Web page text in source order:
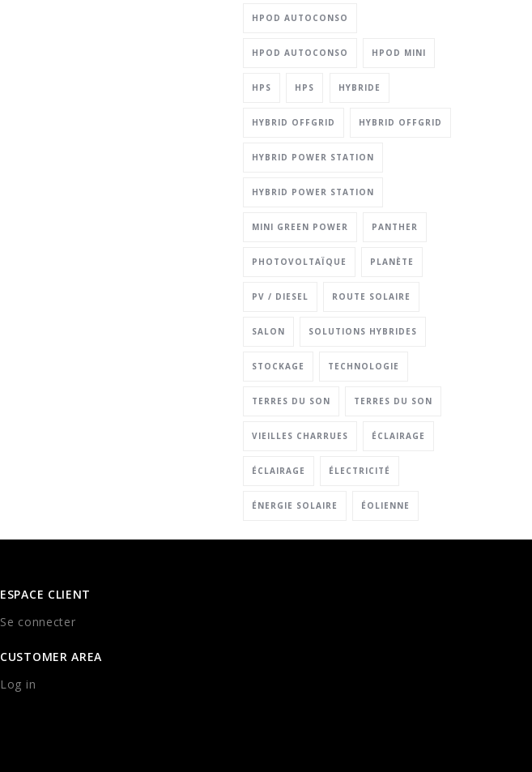
HPOD AUTOCONSO
HPOD AUTOCONSO HPOD MINI
HPS HPS HYBRIDE
HYBRID OFFGRID HYBRID OFFGRID
HYBRID POWER STATION
HYBRID POWER STATION
MINI GREEN POWER PANTHER
PHOTOVOLTAÏQUE PLANÈTE
PV / DIESEL ROUTE SOLAIRE
SALON SOLUTIONS HYBRIDES
STOCKAGE TECHNOLOGIE
TERRES DU SON TERRES DU SON
VIEILLES CHARRUES ÉCLAIRAGE
ÉCLAIRAGE ÉLECTRICITÉ
ÉNERGIE SOLAIRE ÉOLIENNE
ESPACE CLIENT
Se connecter
CUSTOMER AREA
Log in